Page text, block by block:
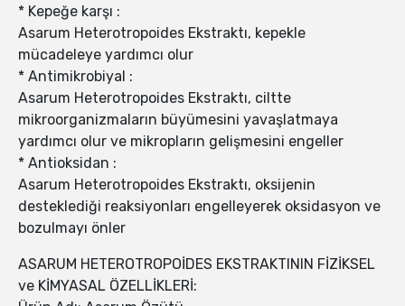
* Kepeğe karşı :
Asarum Heterotropoides Ekstraktı, kepekle
mücadeleye yardımcı olur
* Antimikrobiyal :
Asarum Heterotropoides Ekstraktı, ciltte
mikroorganizmaların büyümesini yavaşlatmaya
yardımcı olur ve mikropların gelişmesini engeller
* Antioksidan :
Asarum Heterotropoides Ekstraktı, oksijenin
desteklediği reaksiyonları engelleyerek oksidasyon ve
bozulmayı önler
ASARUM HETEROTROPOİDES EKSTRAKTININ FİZİKSEL
ve KİMYASAL ÖZELLİKLERİ: